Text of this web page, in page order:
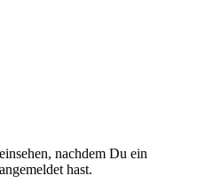
nachdem Du ein
hast.